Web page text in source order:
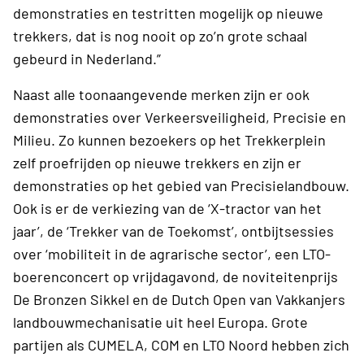
demonstraties en testritten mogelijk op nieuwe
trekkers, dat is nog nooit op zo’n grote schaal
gebeurd in Nederland.”
Naast alle toonaangevende merken zijn er ook
demonstraties over Verkeersveiligheid, Precisie en
Milieu. Zo kunnen bezoekers op het Trekkerplein
zelf proefrijden op nieuwe trekkers en zijn er
demonstraties op het gebied van Precisielandbouw.
Ook is er de verkiezing van de ‘X-tractor van het
jaar’, de ‘Trekker van de Toekomst’, ontbijtsessies
over ‘mobiliteit in de agrarische sector’, een LTO-
boerenconcert op vrijdagavond, de noviteitenprijs
De Bronzen Sikkel en de Dutch Open van Vakkanjers
landbouwmechanisatie uit heel Europa. Grote
partijen als CUMELA, COM en LTO Noord hebben zich